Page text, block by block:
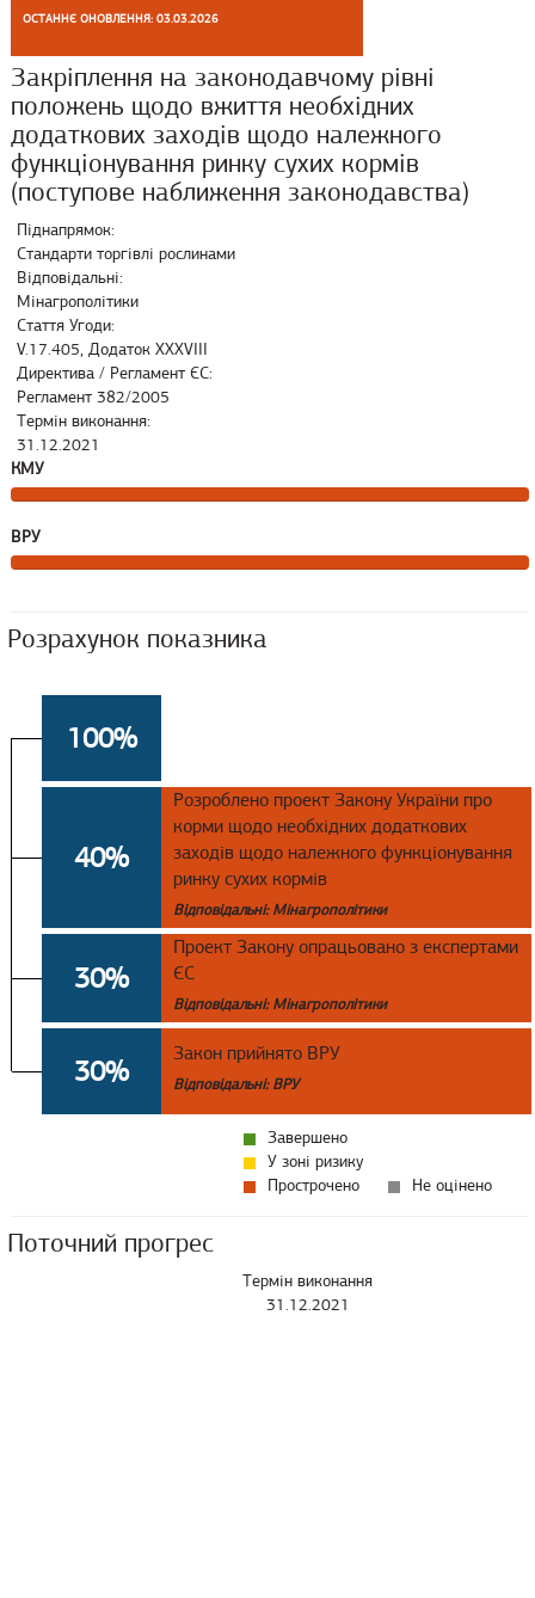
ОСТАННЄ ОНОВЛЕННЯ: 03.03.2026
Закріплення на законодавчому рівні
положень щодо вжиття необхідних
додаткових заходів щодо належного
функціонування ринку сухих кормів
(поступове наближення законодавства)
Піднапрямок:
Стандарти торгівлі рослинами
Відповідальні:
Мінагрополітики
Стаття Угоди:
V.17.405, Додаток XXXVIII
Директива / Регламент ЄС:
Регламент 382/2005
Термін виконання:
31.12.2021
КМУ
ВРУ
Розрахунок показника
100%
40%
Розроблено проект Закону України про
корми щодо необхідних додаткових
заходів щодо належного функціонування
ринку сухих кормів
Відповідальні: Мінагрополітики
30%
Проект Закону опрацьовано з експертами
ЄС
Відповідальні: Мінагрополітики
30% Закон прийнято ВРУ
Відповідальні: ВРУ
Завершено
У зоні ризику
Прострочено
Не оцінено
Поточний прогрес
Термін виконання
31.12.2021